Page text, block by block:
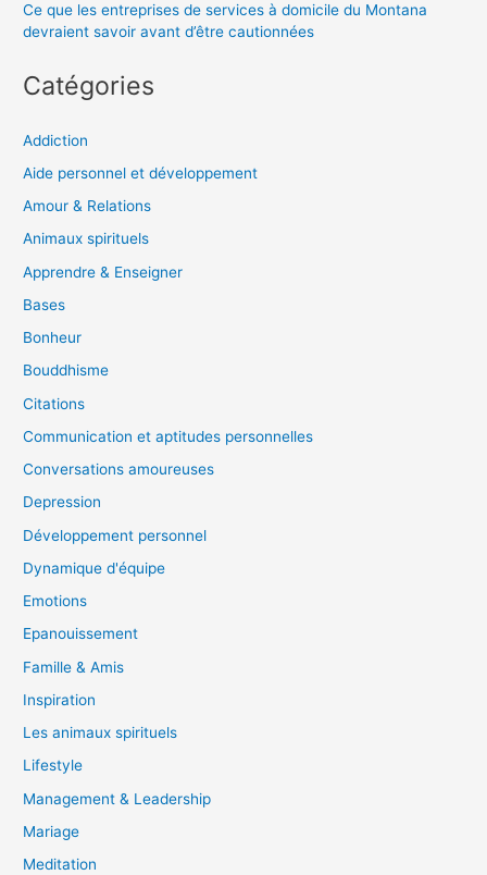
Ce que les entreprises de services à domicile du Montana
devraient savoir avant d’être cautionnées
Catégories
Addiction
Aide personnel et développement
Amour & Relations
Animaux spirituels
Apprendre & Enseigner
Bases
Bonheur
Bouddhisme
Citations
Communication et aptitudes personnelles
Conversations amoureuses
Depression
Développement personnel
Dynamique d'équipe
Emotions
Epanouissement
Famille & Amis
Inspiration
Les animaux spirituels
Lifestyle
Management & Leadership
Mariage
Meditation